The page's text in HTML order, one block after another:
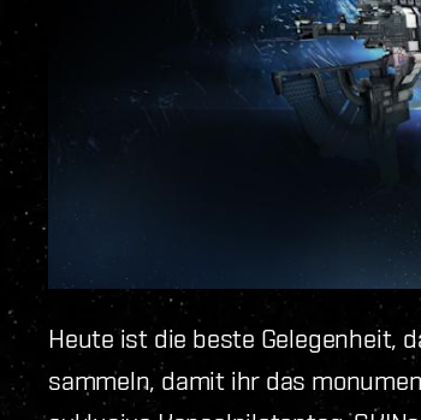
Heute ist die beste Gelegenheit,
sammeln, damit ihr das